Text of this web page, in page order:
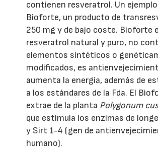
contienen resveratrol. Un
Bioforte, un producto de
250 mg y de bajo coste. Bioforte
resveratrol natural y puro, no
elementos sintéticos o
modificados, es
aumenta la energía, además de
a los estándares de la Fda. El
extrae de la planta Polygonum
que estimula los enzimas de
y Sirt 1-4 (gen de
humano).